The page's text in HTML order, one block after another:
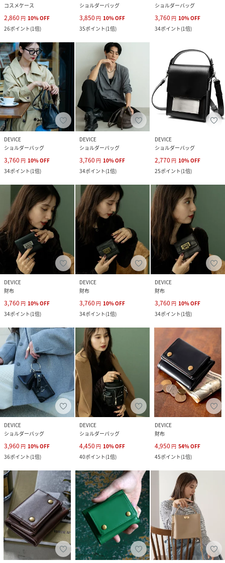
コスメケース
2,860 円 10%OFF
26ポイント(1倍)
ショルダーバッグ
3,850 円 10%OFF
35ポイント(1倍)
ショルダーバッグ
3,760 円 10%OFF
34ポイント(1倍)
DEVICE
ショルダーバッグ
3,760 円 10%OFF
34ポイント(1倍)
DEVICE
ショルダーバッグ
3,760 円 10%OFF
34ポイント(1倍)
DEVICE
ショルダーバッグ
2,770 円 10%OFF
25ポイント(1倍)
DEVICE
財布
3,760 円 10%OFF
34ポイント(1倍)
DEVICE
財布
3,760 円 10%OFF
34ポイント(1倍)
DEVICE
財布
3,760 円 10%OFF
34ポイント(1倍)
DEVICE
ショルダーバッグ
3,960 円 10%OFF
36ポイント(1倍)
DEVICE
ショルダーバッグ
4,450 円 10%OFF
40ポイント(1倍)
DEVICE
財布
4,950 円 54%OFF
45ポイント(1倍)